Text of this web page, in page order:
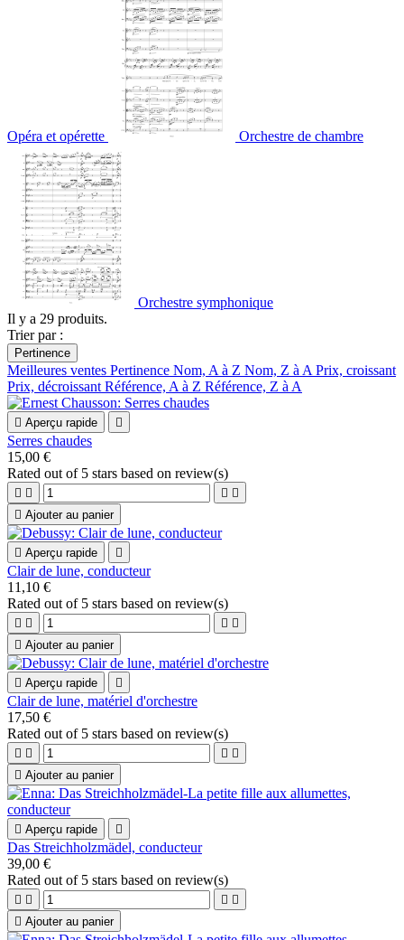
Opéra et opérette Orchestre de chambre
Orchestre symphonique
Il y a 29 produits.
Trier par :
Pertinence
Meilleures ventes Pertinence Nom, A à Z Nom, Z à A Prix, croissant
Prix, décroissant Référence, A à Z Référence, Z à A
 Aperçu rapide 
Serres chaudes
15,00 €
Rated out of 5 stars based on review(s)
   
 Ajouter au panier
 Aperçu rapide 
Clair de lune, conducteur
11,10 €
Rated out of 5 stars based on review(s)
   
 Ajouter au panier
 Aperçu rapide 
Clair de lune, matériel d'orchestre
17,50 €
Rated out of 5 stars based on review(s)
   
 Ajouter au panier
 Aperçu rapide 
Das Streichholzmädel, conducteur
39,00 €
Rated out of 5 stars based on review(s)
   
 Ajouter au panier